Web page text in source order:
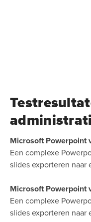
Microsoft
Een complexe
slides exporteren
Microsoft
Een complexe
slides exporteren